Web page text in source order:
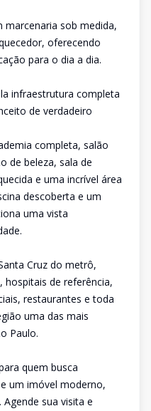
sob medida,
oferecendo
para o dia a dia.
infraestrutura completa
de verdadeiro
completa, salão
de beleza, sala de
e uma incrível área
descoberta e um
uma vista
Cruz do metrô,
hospitais de referência,
restaurantes e toda
uma das mais
Paulo.
quem busca
um imóvel moderno,
sua visita e